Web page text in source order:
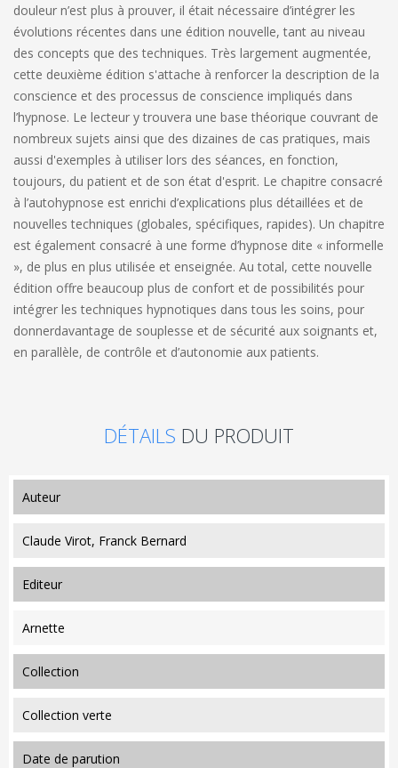
douleur n’est plus à prouver, il était nécessaire d’intégrer les
évolutions récentes dans une édition nouvelle, tant au niveau
des concepts que des techniques. Très largement augmentée,
cette deuxième édition s'attache à renforcer la description de la
conscience et des processus de conscience impliqués dans
l’hypnose. Le lecteur y trouvera une base théorique couvrant de
nombreux sujets ainsi que des dizaines de cas pratiques, mais
aussi d'exemples à utiliser lors des séances, en fonction,
toujours, du patient et de son état d'esprit. Le chapitre consacré
à l’autohypnose est enrichi d’explications plus détaillées et de
nouvelles techniques (globales, spécifiques, rapides). Un chapitre
est également consacré à une forme d’hypnose dite « informelle
», de plus en plus utilisée et enseignée. Au total, cette nouvelle
édition offre beaucoup plus de confort et de possibilités pour
intégrer les techniques hypnotiques dans tous les soins, pour
donnerdavantage de souplesse et de sécurité aux soignants et,
en parallèle, de contrôle et d’autonomie aux patients.
DÉTAILS DU PRODUIT
auteur
Claude Virot, Franck Bernard
editeur
Arnette
collection
Collection verte
date de parution